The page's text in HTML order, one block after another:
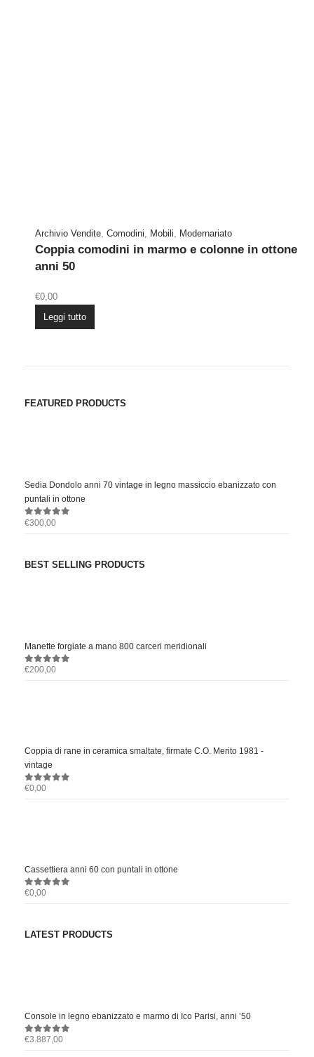
Archivio Vendite, Comodini Mobili Modernariato
Coppia comodini in marmo e colonne in ottone
anni 50
€0,00
Leggi tutto
FEATURED PRODUCTS
Sedia Dondolo anni 70 vintage in legno massiccio ebanizzato con
puntali in ottone
0out of 5
€300,00
BEST SELLING PRODUCTS
Manette forgiate a mano 800 carceri meridionali
0out of 5
€200,00
Coppia di rane in ceramica smaltate, firmate C.O. Merito 1981 -
vintage
0out of 5
€0,00
Cassettiera anni 60 con puntali in ottone
0out of 5
€0,00
LATEST PRODUCTS
Console in legno ebanizzato e marmo di Ico Parisi, anni ’50
0out of 5
€3.887,00